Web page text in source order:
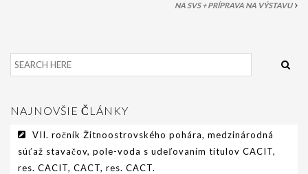
NA SVS + PRÍPRAVA NA VÝSTAVU
NAJNOVŠIE ČLÁNKY
VII. ročník Žitnoostrovského pohára, medzinárodná
súťaž stavačov, pole-voda s udeľovaním titulov CACIT,
res. CACIT, CACT, res. CACT.